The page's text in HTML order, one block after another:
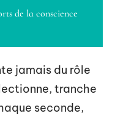
de la conscience
jamais du rôle
tranche
seconde,